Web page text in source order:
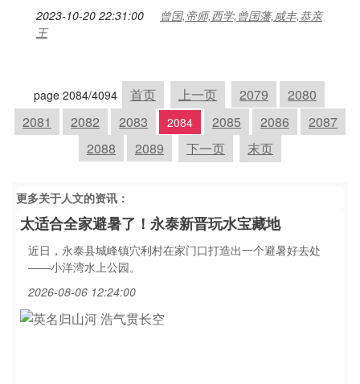
2023-10-20 22:31:00
曾国,帝师,西学,曾国藩,咸丰,恭亲
王
page 2084/4094 首页 上一页 2079
2080
2081
2082 2083 2084 2085 2086
2087
2088
2089 下一页 末页
更多关于人文的资讯：
太适合全家避暑了！永泰新晋玩水宝藏地
近日，永泰县城峰镇穴利村在家门口打造出一个避暑好去处
——小洋湾水上公园。
2026-08-06 12:24:00